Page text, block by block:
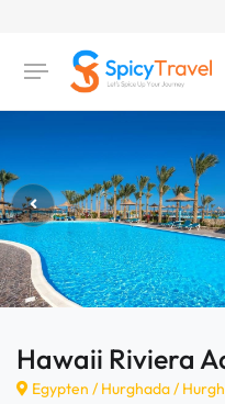
Hawaii Riviera
Egypten / Hurghada/